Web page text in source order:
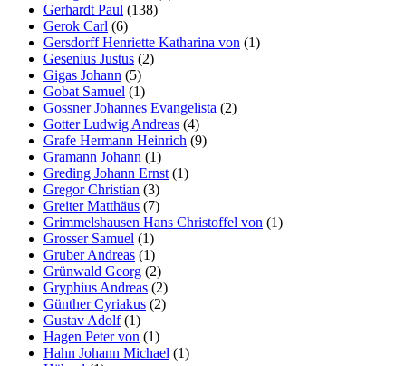
Gerhardt Paul (138)
Gerok Carl (6)
Gersdorff Henriette Katharina von (1)
Gesenius Justus (2)
Gigas Johann (5)
Gobat Samuel (1)
Gossner Johannes Evangelista (2)
Gotter Ludwig Andreas (4)
Grafe Hermann Heinrich (9)
Gramann Johann (1)
Greding Johann Ernst (1)
Gregor Christian (3)
Greiter Matthäus (7)
Grimmelshausen Hans Christoffel von (1)
Grosser Samuel (1)
Gruber Andreas (1)
Grünwald Georg (2)
Gryphius Andreas (2)
Günther Cyriakus (2)
Gustav Adolf(1)
Hagen Peter von (1)
Hahn Johann Michael (1)